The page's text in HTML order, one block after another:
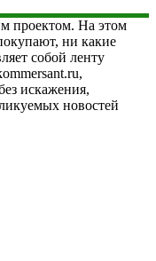
проектом. На этом
ни какие
собой ленту
искажения,
новостей